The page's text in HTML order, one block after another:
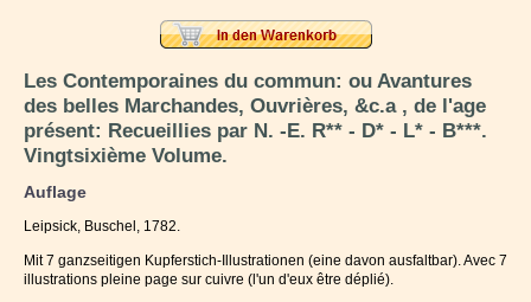
Les Contemporaines du commun: ou Avantures
des belles Marchandes, Ouvrières, &c.a , de l'age
présent: Recueillies par N. -E. R** - D* - L* - B***.
Vingtsixième Volume.
Auflage
Leipsick, Buschel, 1782.
Mit 7 ganzseitigen Kupferstich-Illustrationen (eine davon ausfaltbar). Avec 7
illustrations pleine page sur cuivre (l'un d'eux être déplié).